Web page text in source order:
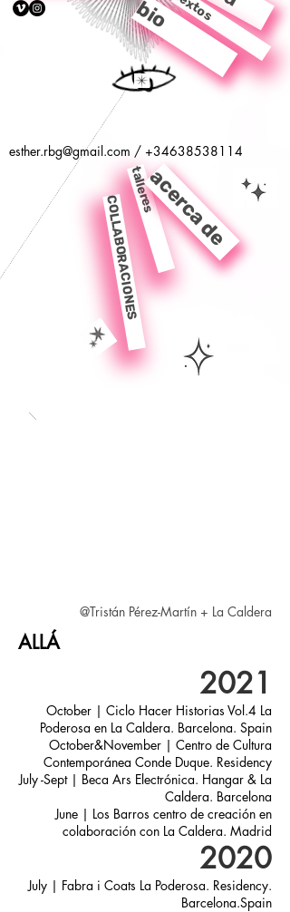
bio
esther.rbg@gmail.com / +34638538114
talleresacerca de
COLLABORACIONES
@Tristán Pérez-Martín + La Caldera
ALLÁ
2021
October | Ciclo Hacer Historias Vol.4 La
Poderosa en La Caldera. Barcelona. Spain
October&November | Centro de Cultura
Contemporánea Conde Duque. Residency
July -Sept | Beca Ars Electrónica. Hangar & La
Caldera. Barcelona
June | Los Barros centro de creación en
colaboración con La Caldera. Madrid
2020
July | Fabra i Coats La Poderosa. Residency.
Barcelona.Spain